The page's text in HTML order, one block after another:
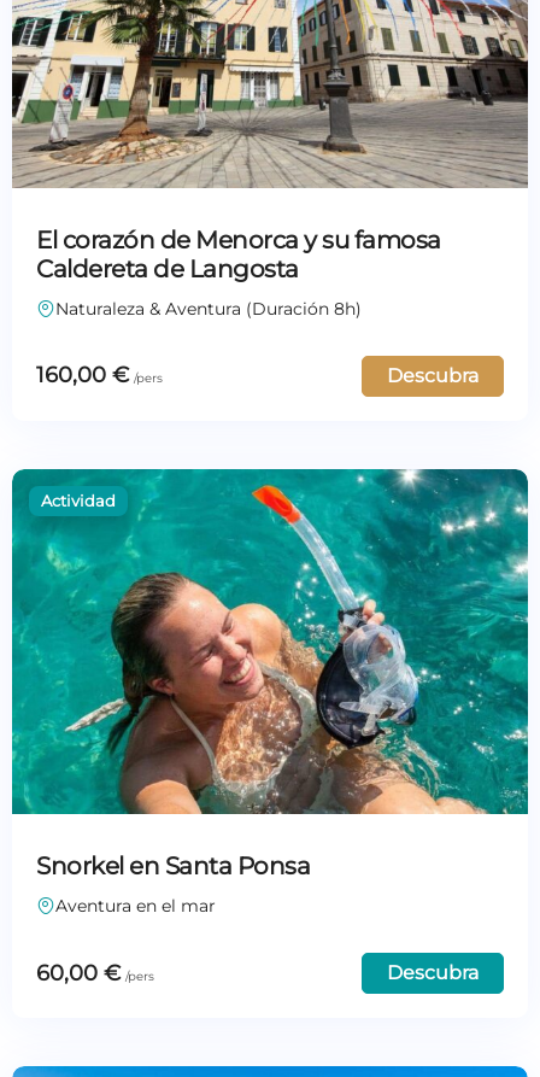
El corazón de Menorca y su famosa
Caldereta de Langosta
Naturaleza & Aventura (Duración 8h)
160,00 € Descubra
Snorkel en Santa Ponsa
Aventura en el mar
60,00 € Descubra